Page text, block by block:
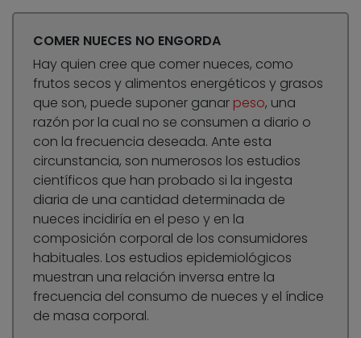
COMER NUECES NO ENGORDA
Hay quien cree que comer nueces, como
frutos secos y alimentos energéticos y grasos
que son, puede suponer ganar peso, una
razón por la cual no se consumen a diario o
con la frecuencia deseada. Ante esta
circunstancia, son numerosos los estudios
científicos que han probado si la ingesta
diaria de una cantidad determinada de
nueces incidiría en el peso y en la
composición corporal de los consumidores
habituales. Los estudios epidemiológicos
muestran una relación inversa entre la
frecuencia del consumo de nueces y el índice
de masa corporal.